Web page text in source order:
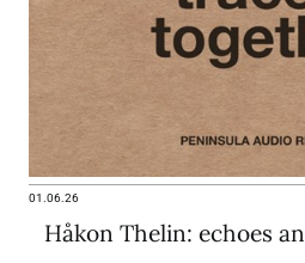
01.06.26
Håkon Thelin: echoes